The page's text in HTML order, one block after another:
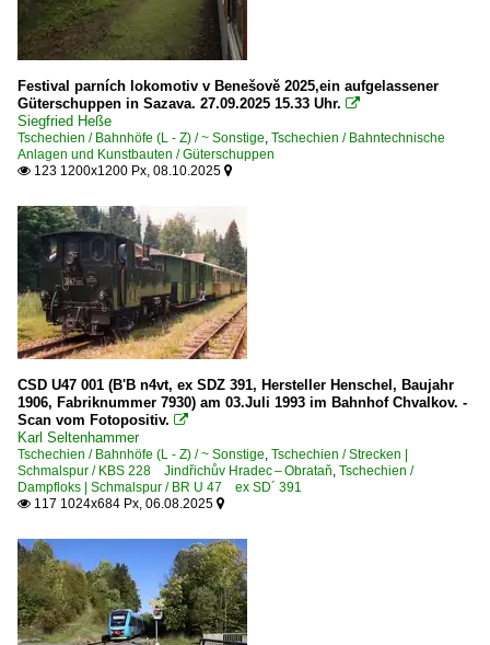
PV10 Bahndienstwagen
Schienenkräne (auch Umbauten)
Zweiwegefahrzeuge
~ Sonstige
Hranice (Morave)
Krimov
Bahnhöfe (L - Z)
Moldava v Krušných horách (Moldau in Böhmen)
Bahntechnische Anlagen und Kunstbauten
Bahnübergänge
Bahnwärterhäuschen und Posten
Brücken- und Kreuzungsbauwerke
Formsignale
Güterschuppen
Lichtsignale
Festival parních lokomotiv v Benešově 2025,ein aufgelassener
Güterschuppen in Sazava. 27.09.2025 15.33 Uhr. 
Siegfried Heße
Tschechien / Bahnhöfe (L - Z) / ~ Sonstige, Tschechien / Bahntechnische
Anlagen und Kunstbauten / Güterschuppen
 123 1200x1200 Px, 08.10.2025 
CSD U47 001 (B'B n4vt, ex SDZ 391, Hersteller Henschel, Baujahr
1906, Fabriknummer 7930) am 03.Juli 1993 im Bahnhof Chvalkov. -
Scan vom Fotopositiv. 
Karl Seltenhammer
Tschechien / Bahnhöfe (L - Z) / ~ Sonstige, Tschechien / Strecken |
Schmalspur / KBS 228 Jindřichův Hradec – Obrataň, Tschechien /
Dampfloks | Schmalspur / BR U 47 ex SD´ 391
 117 1024x684 Px, 06.08.2025 